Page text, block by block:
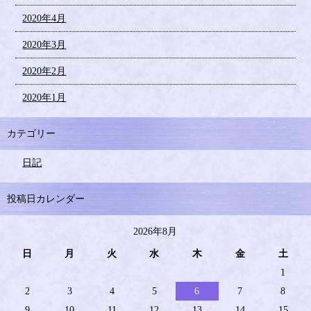
2020年4月
2020年3月
2020年2月
2020年1月
カテゴリー
日記
投稿日カレンダー
2026年8月
日 月 火 水 木 金
土
1
2
3 4 5 6 7
8